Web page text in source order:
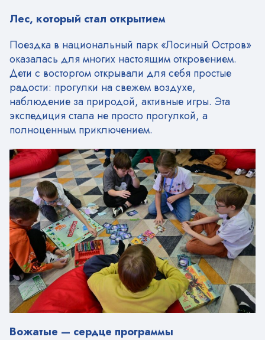
Лес, который стал открытием
Поездка в национальный парк «Лосиный Остров»
оказалась для многих настоящим откровением.
Дети с восторгом открывали для себя простые
радости: прогулки на свежем воздухе,
наблюдение за природой, активные игры. Эта
экспедиция стала не просто прогулкой, а
полноценным приключением.
Вожатые — сердце программы